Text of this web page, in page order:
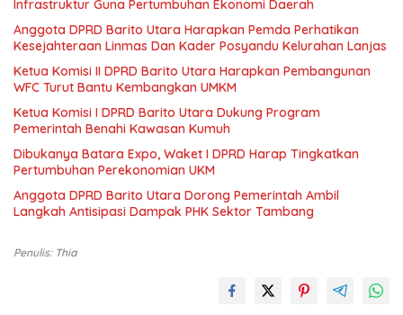
Infrastruktur Guna Pertumbuhan Ekonomi Daerah
Anggota DPRD Barito Utara Harapkan Pemda Perhatikan
Kesejahteraan Linmas Dan Kader Posyandu Kelurahan Lanjas
Ketua Komisi II DPRD Barito Utara Harapkan Pembangunan
WFC Turut Bantu Kembangkan UMKM
Ketua Komisi I DPRD Barito Utara Dukung Program
Pemerintah Benahi Kawasan Kumuh
Dibukanya Batara Expo, Waket I DPRD Harap Tingkatkan
Pertumbuhan Perekonomian UKM
Anggota DPRD Barito Utara Dorong Pemerintah Ambil
Langkah Antisipasi Dampak PHK Sektor Tambang
Penulis: Thia